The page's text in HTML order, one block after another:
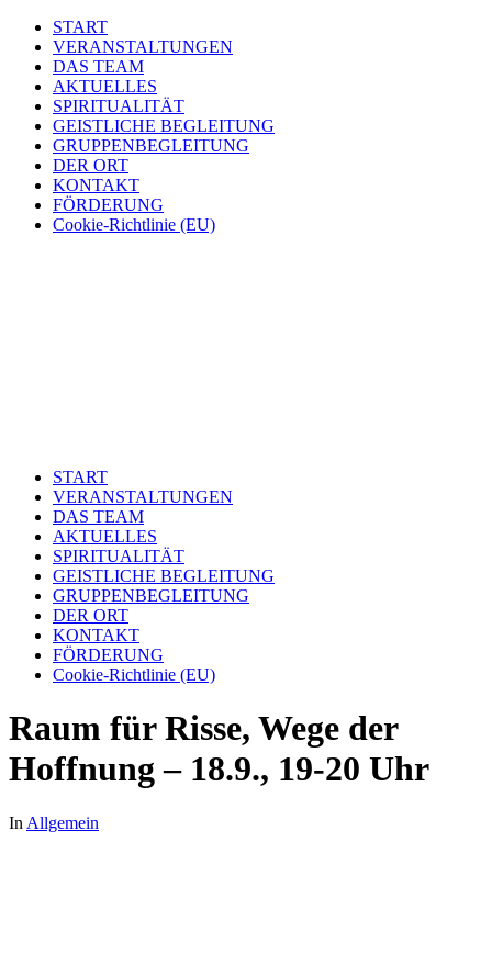
START
VERANSTALTUNGEN
DAS TEAM
AKTUELLES
SPIRITUALITÄT
GEISTLICHE BEGLEITUNG
GRUPPENBEGLEITUNG
DER ORT
KONTAKT
FÖRDERUNG
Cookie-Richtlinie (EU)
START
VERANSTALTUNGEN
DAS TEAM
AKTUELLES
SPIRITUALITÄT
GEISTLICHE BEGLEITUNG
GRUPPENBEGLEITUNG
DER ORT
KONTAKT
FÖRDERUNG
Cookie-Richtlinie (EU)
Raum für Risse, Wege der
Hoffnung – 18.9., 19-20 Uhr
In Allgemein